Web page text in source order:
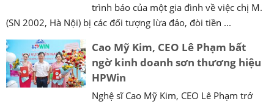
trình báo của một gia đình về việc chị M.
(SN 2002, Hà Nội) bị các đối tượng lừa đảo, đòi tiền ...
Cao Mỹ Kim, CEO Lê Phạm bất
ngờ kinh doanh sơn thương hiệu
HPWin
Nghệ sĩ Cao Mỹ Kim, CEO Lê Phạm trở